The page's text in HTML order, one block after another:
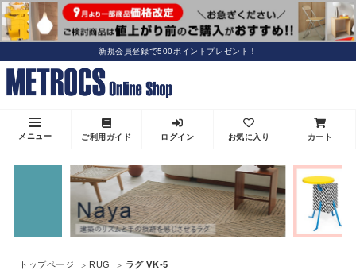
新規会員登録で500ポイントプレゼント！
メニュー ご利用ガイド ログイン お気に入り カート
トップページ RUG ラグ VK-5